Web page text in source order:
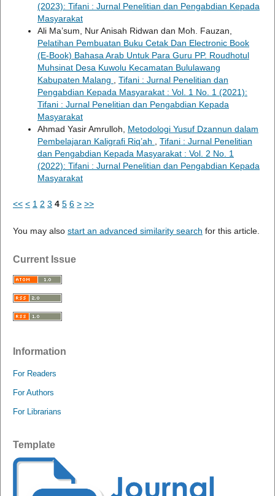
(2023): Tifani : Jurnal Penelitian dan Pengabdian Kepada
Masyarakat
Ali Ma’sum, Nur Anisah Ridwan dan Moh. Fauzan,
Pelatihan Pembuatan Buku Cetak Dan Electronic Book
(E-Book) Bahasa Arab Untuk Para Guru PP. Roudhotul
Muhsinat Desa Kuwolu Kecamatan Bululawang
Kabupaten Malang
Tifani : Jurnal Penelitian dan
Pengabdian Kepada Masyarakat : Vol. 1 No. 1 (2021):
Tifani : Jurnal Penelitian dan Pengabdian Kepada
Masyarakat
Ahmad Yasir Amrulloh, Metodologi Yusuf Dzannun dalam
Pembelajaran Kaligrafi Riq’ah
Tifani : Jurnal Penelitian
dan Pengabdian Kepada Masyarakat : Vol. 2 No. 1
(2022): Tifani : Jurnal Penelitian dan Pengabdian Kepada
Masyarakat
<< < 1 2 3 4 5 6 > >>
You may also start an advanced similarity search for this article.
Current Issue
Information
For Readers
For Authors
For Librarians
Template